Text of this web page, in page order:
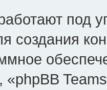
под
создания
«phpBB